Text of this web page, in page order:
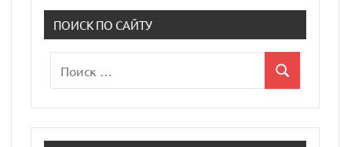
ПОИСК ПО САЙТУ
для:
Поиск